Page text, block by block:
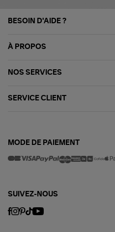
BESOIN D'AIDE ?
À PROPOS
NOS SERVICES
SERVICE CLIENT
MODE DE PAIEMENT
SUIVEZ-NOUS